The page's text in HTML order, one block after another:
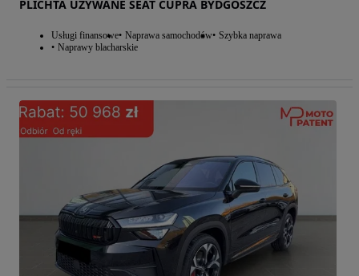
PLICHTA UŻYWANE SEAT CUPRA BYDGOSZCZ
Usługi finansowe Naprawa samochodów Szybka naprawa
Naprawy blacharskie